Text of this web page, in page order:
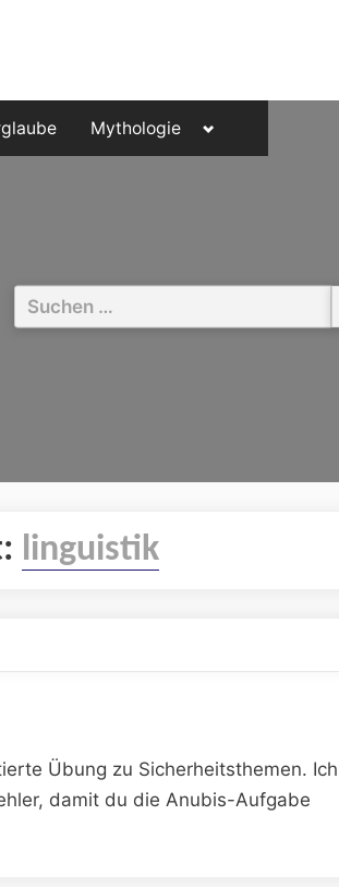
Mythologie
Toggle
menu
Suchen
nach:
linguistik
Übung zu Sicherheitsthemen. Ich
damit du die Anubis-Aufgabe